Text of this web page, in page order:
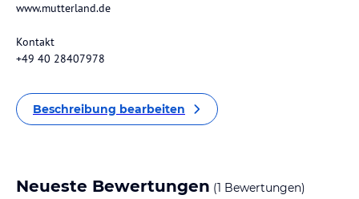
www.mutterland.de
Kontakt
+49 40 28407978
Beschreibung bearbeiten
Neueste Bewertungen (1 Bewertungen)